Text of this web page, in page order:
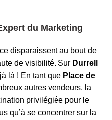
du Marketing
disparaissent au bout de
de visibilité. Sur Durrell
là ! En tant que Place de
autres vendeurs, la
privilégiée pour le
qu’à se concentrer sur la